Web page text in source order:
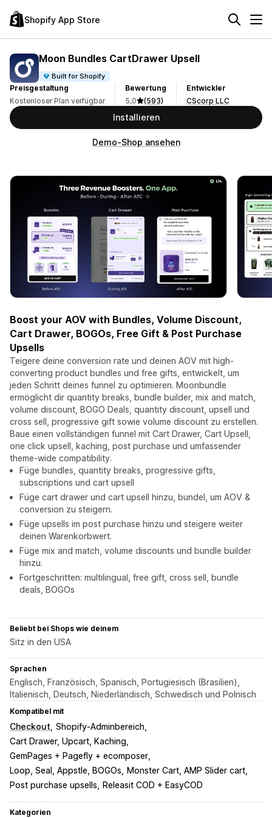
Shopify App Store
Moon Bundles CartDrawer Upsell
Built for Shopify
Preisgestaltung
Kostenloser Plan verfügbar
Bewertung
5,0
(593)
Entwickler
CScorp LLC
Installieren
Demo-Shop ansehen
Boost your AOV with Bundles, Volume Discount,
Cart Drawer, BOGOs, Free Gift & Post Purchase
Upsells
Teigere deine conversion rate und deinen AOV mit high-
converting product bundles und free gifts, entwickelt, um
jeden Schritt deines funnel zu optimieren. Moonbundle
ermöglicht dir quantity breaks, bundle builder, mix and match,
volume discount, BOGO Deals, quantity discount, upsell und
cross sell, progressive gift sowie volume discount zu erstellen.
Baue einen vollständigen funnel mit Cart Drawer, Cart Upsell,
one click upsell, kaching, post purchase und umfassender
theme-wide compatibility.
Füge bundles, quantity breaks, progressive gifts,
subscriptions und cart upsell
Füge cart drawer und cart upsell hinzu, bundel, um AOV &
conversion zu steigern.
Füge upsells im post purchase hinzu und steigere weiter
deinen Warenkorbwert.
Füge mix and match, volume discounts und bundle builder
hinzu.
Fortgeschritten: multilingual, free gift, cross sell, bundle
deals, BOGOs
Beliebt bei Shops wie deinem
Sitz in den USA
Sprachen
Englisch, Französisch, Spanisch, Portugiesisch (Brasilien),
Italienisch, Deutsch, Niederländisch, Schwedisch und Polnisch
Kompatibel mit
Checkout Shopify-Adminbereich
Cart Drawer, Upcart, Kaching
GemPages + Pagefly + ecomposer
Loop, Seal, Appstle, BOGOs
Monster Cart, AMP Slider cart
Post purchase upsells
Releasit COD + EasyCOD
Kategorien